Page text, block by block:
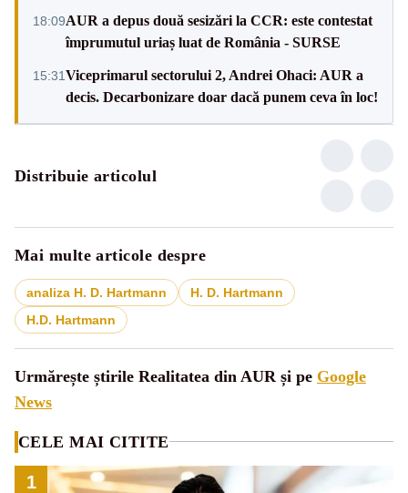
18:09AUR a depus două sesizări la CCR: este contestat
împrumutul uriaș luat de România - SURSE
15:31Viceprimarul sectorului 2, Andrei Ohaci: AUR a
decis. Decarbonizare doar dacă punem ceva în loc!
Distribuie articolul
Mai multe articole despre
analiza H. D. Hartmann
H. D. Hartmann
H.D. Hartmann
Urmărește știrile Realitatea din AUR și pe Google
News
CELE MAI CITITE
1